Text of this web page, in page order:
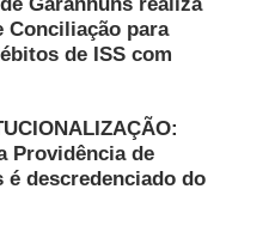
Conciliação para
de ISS com
Providência de
é descredenciado do